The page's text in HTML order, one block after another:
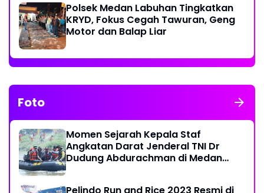
Polsek Medan Labuhan Tingkatkan
KRYD, Fokus Cegah Tawuran, Geng
Motor dan Balap Liar
Foto
Momen Sejarah Kepala Staf
Angkatan Darat Jenderal TNI Dr
Dudung Abdurachman di Medan
Pelindo Run and Rice 2023 Resmi di